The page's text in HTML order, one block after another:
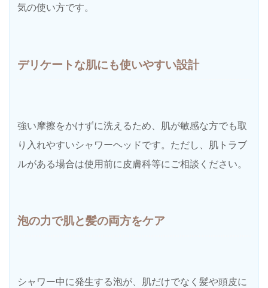
気の使い方です。
デリケートな肌にも使いやすい設計
強い摩擦をかけずに洗えるため、肌が敏感な方でも取
り入れやすいシャワーヘッドです。ただし、肌トラブ
ルがある場合は使用前に皮膚科等にご相談ください。
泡の力で肌と髪の両方をケア
シャワー中に発生する泡が、肌だけでなく髪や頭皮に